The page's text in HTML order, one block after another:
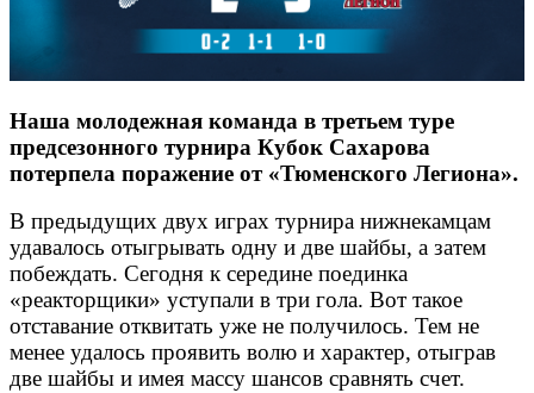
Наша молодежная команда в третьем туре
предсезонного турнира Кубок Сахарова
потерпела поражение от «Тюменского Легиона».
В предыдущих двух играх турнира нижнекамцам
удавалось отыгрывать одну и две шайбы, а затем
побеждать. Сегодня к середине поединка
«реакторщики» уступали в три гола. Вот такое
отставание отквитать уже не получилось. Тем не
менее удалось проявить волю и характер, отыграв
две шайбы и имея массу шансов сравнять счет.